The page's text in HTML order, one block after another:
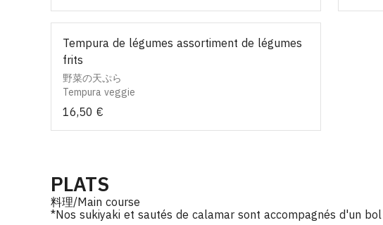
Tempura de légumes assortiment de légumes
frits
野菜の天ぷら
Tempura veggie
16,50 €
PLATS
料理/Main course
*Nos sukiyaki et sautés de calamar sont accompagnés d'un bol